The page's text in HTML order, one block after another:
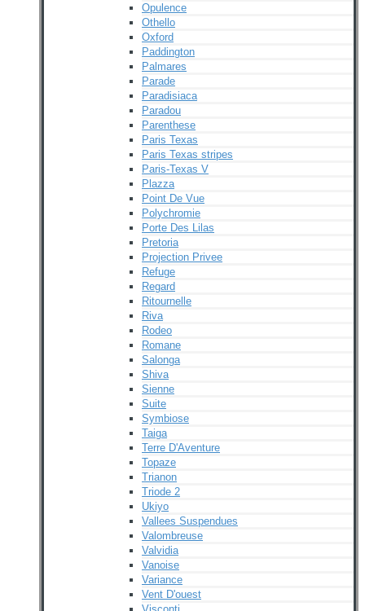
Opulence
Othello
Oxford
Paddington
Palmares
Parade
Paradisiaca
Paradou
Parenthese
Paris Texas
Paris Texas stripes
Paris-Texas V
Plazza
Point De Vue
Polychromie
Porte Des Lilas
Pretoria
Projection Privee
Refuge
Regard
Ritournelle
Riva
Rodeo
Romane
Salonga
Shiva
Sienne
Suite
Symbiose
Taiga
Terre D'Aventure
Topaze
Trianon
Triode 2
Ukiyo
Vallees Suspendues
Valombreuse
Valvidia
Vanoise
Variance
Vent D'ouest